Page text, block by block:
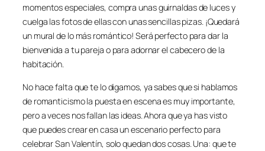
momentos especiales, compra unas guirnaldas de luces y
cuelga las fotos de ellas con unas sencillas pizas. ¡Quedará
un mural de lo más romántico! Será perfecto para dar la
bienvenida a tu pareja o para adornar el cabecero de la
habitación.
No hace falta que te lo digamos, ya sabes que si hablamos
de romanticismo la puesta en escena es muy importante,
pero a veces nos fallan las ideas. Ahora que ya has visto
que puedes crear en casa un escenario perfecto para
celebrar San Valentín, solo quedan dos cosas. Una: que te